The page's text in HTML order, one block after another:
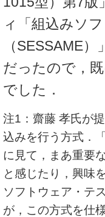
ィ「組込みソ
（SESSAME
だったので，
でした．
注1：齋藤 孝氏が
込みを行う方式．
に見て，まあ重要
と感じたり，興味
ソフトウェア・テ
が，この方式を仕